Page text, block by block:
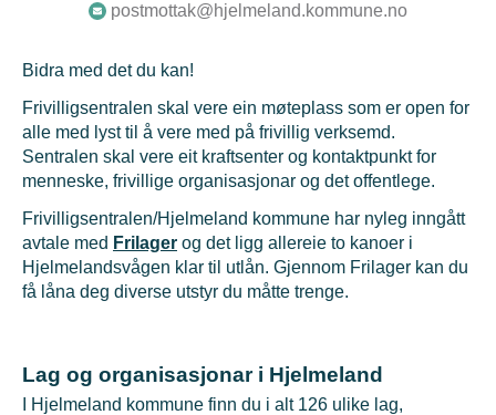
postmottak@hjelmeland.kommune.no
Bidra med det du kan!
Frivilligsentralen skal vere ein møteplass som er open for
alle med lyst til å vere med på frivillig verksemd.
Sentralen skal vere eit kraftsenter og kontaktpunkt for
menneske, frivillige organisasjonar og det offentlege.
Frivilligsentralen/Hjelmeland kommune har nyleg inngått
avtale med Frilager og det ligg allereie to kanoer i
Hjelmelandsvågen klar til utlån. Gjennom Frilager kan du
få låna deg diverse utstyr du måtte trenge.
Lag og organisasjonar i Hjelmeland
I Hjelmeland kommune finn du i alt 126 ulike lag,